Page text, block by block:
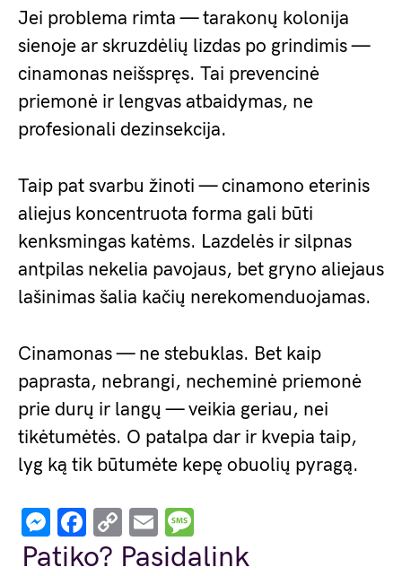
Jei problema rimta — tarakonų kolonija
sienoje ar skruzdėlių lizdas po grindimis —
cinamonas neišspręs. Tai prevencinė
priemonė ir lengvas atbaidymas, ne
profesionali dezinsekcija.
Taip pat svarbu žinoti — cinamono eterinis
aliejus koncentruota forma gali būti
kenksmingas katėms. Lazdelės ir silpnas
antpilas nekelia pavojaus, bet gryno aliejaus
lašinimas šalia kačių nerekomenduojamas.
Cinamonas — ne stebuklas. Bet kaip
paprasta, nebrangi, necheminė priemonė
prie durų ir langų — veikia geriau, nei
tikėtumėtės. O patalpa dar ir kvepia taip,
lyg ką tik būtumėte kepę obuolių pyragą.
Messenger
Facebook
Copy
Link
Email
Patiko? Pasidalink